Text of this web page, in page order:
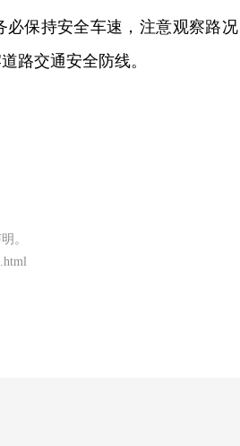
保持安全车速，注意观察路
路交通安全防线。
。